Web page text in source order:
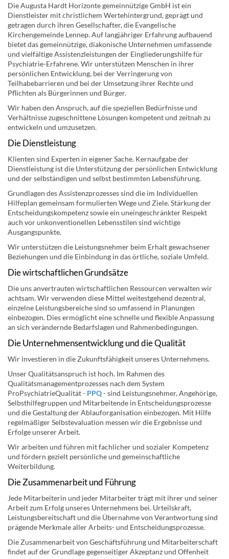
Die Augusta Hardt Horizonte gemeinnützige GmbH ist ein
Dienstleister mit christlichem Wertehintergrund, geprägt und
getragen durch ihren Gesellschafter, die Evangelische
Kirchengemeinde Lennep. Auf langjähriger Erfahrung aufbauend
bietet das gemeinnützige, diakonische Unternehmen umfassende
und vielfältige Assistenzleistungen der Eingliederungshilfe für
Psychiatrie-Erfahrene. Wir unterstützen Menschen in ihrer
persönlichen Entwicklung, bei der Verringerung von
Teilhabebarrieren und bei der Umsetzung ihrer Rechte und
Pflichten als Bürgerinnen und Bürger.
Wir haben den Anspruch, auf die speziellen Bedürfnisse und
Verhältnisse zugeschnittene Lösungen kompetent und zeitnah zu
entwickeln und umzusetzen.
Die Dienstleistung
Klienten sind Experten in eigener Sache. Kernaufgabe der
Dienstleistung ist die Unterstützung der persönlichen Entwicklung
und der selbständigen und selbst bestimmten Lebensführung.
Grundlagen des Assistenzprozesses sind die im Individuellen
Hilfeplan gemeinsam formulierten Wege und Ziele. Stärkung der
Entscheidungskompetenz sowie ein uneingeschränkter Respekt
auch vor unkonventionellen Lebensstilen sind wichtige
Ausgangspunkte.
Wir unterstützen die Leistungsnehmer beim Erhalt gewachsener
Beziehungen und die Einbindung in das örtliche, soziale Umfeld.
Die wirtschaftlichen Grundsätze
Die uns anvertrauten wirtschaftlichen Ressourcen verwalten wir
achtsam. Wir verwenden diese Mittel weitestgehend dezentral,
einzelne Leistungsbereiche sind so umfassend in Planungen
einbezogen. Dies ermöglicht eine schnelle und flexible Anpassung
an sich verändernde Bedarfslagen und Rahmenbedingungen.
Die Unternehmensentwicklung und die Qualität
Wir investieren in die Zukunftsfähigkeit unseres Unternehmens.
Unser Qualitätsanspruch ist hoch. Im Rahmen des
Qualitätsmanagementprozesses nach dem System
ProPsychiatrieQualität - PPQ- sind Leistungsnehmer, Angehörige,
Selbsthilfegruppen und Mitarbeitende in Entscheidungsprozesse
und die Gestaltung der Ablauforganisation einbezogen. Mit Hilfe
regelmäßiger Selbstevaluation messen wir die Ergebnisse und
Erfolge unserer Arbeit.
Wir arbeiten und führen mit fachlicher und sozialer Kompetenz
und fördern gezielt persönliche und gemeinschaftliche
Weiterbildung.
Die Zusammenarbeit und Führung
Jede Mitarbeiterin und jeder Mitarbeiter trägt mit ihrer und seiner
Arbeit zum Erfolg unseres Unternehmens bei. Urteilskraft,
Leistungsbereitschaft und die Übernahme von Verantwortung sind
prägende Merkmale aller Arbeits- und Entscheidungsprozesse.
Die Zusammenarbeit von Geschäftsführung und Mitarbeiterschaft
findet auf der Grundlage gegenseitiger Akzeptanz und Offenheit